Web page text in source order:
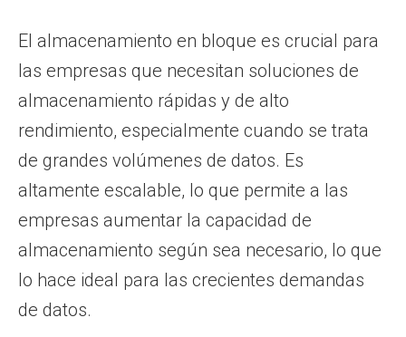
El almacenamiento en bloque es crucial para
las empresas que necesitan soluciones de
almacenamiento rápidas y de alto
rendimiento, especialmente cuando se trata
de grandes volúmenes de datos. Es
altamente escalable, lo que permite a las
empresas aumentar la capacidad de
almacenamiento según sea necesario, lo que
lo hace ideal para las crecientes demandas
de datos.